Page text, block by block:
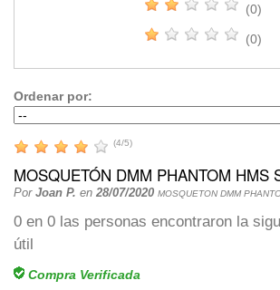
(0)
(0)
Ordenar por:
(4/5)
MOSQUETÓN DMM PHANTOM HMS
Por Joan P. en 28/07/2020 MOSQUETON DMM
0 en 0 las personas encontraron la
útil
Compra Verificada